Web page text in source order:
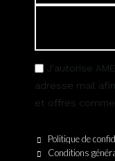
J’autorise
adresse mail
et offres
Politique de
Conditions